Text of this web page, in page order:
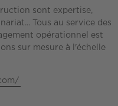
sont expertise,
Tous au service des
opérationnel est
sur mesure à l'échelle